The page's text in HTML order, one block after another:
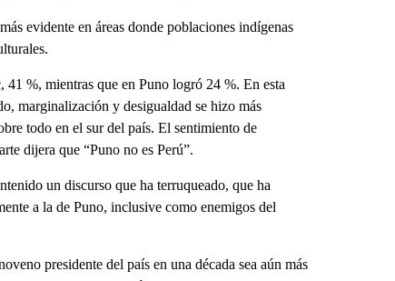
evidente en áreas donde poblaciones indígenas
%, mientras que en Puno logró 24 %. En esta
marginalización y desigualdad se hizo más
todo en el sur del país. El sentimiento de
dijera que “Puno no es Perú”.
un discurso que ha terruqueado, que ha
a la de Puno, inclusive como enemigos del
presidente del país en una década sea aún más